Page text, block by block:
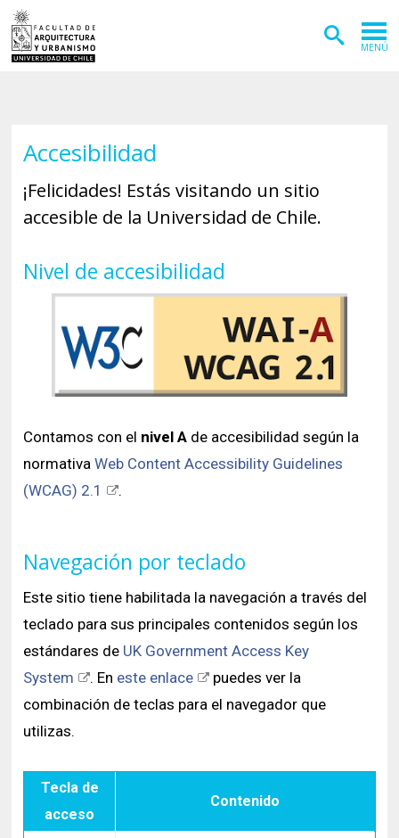
MENÚ
INVESTIGACIÓN
DEPARTAMENTOS
Arquitectura
Diseño
Geografía
Urbanismo
INSTITUTOS
Vivienda
Historia y Patrimonio
FACULTAD
Académicos Egresados
Accesibilidad
¡Felicidades! Estás visitando un sitio
accesible de la Universidad de Chile.
Nivel de accesibilidad
Contamos con el nivel A de accesibilidad según la
normativaWeb Content Accessibility Guidelines
(WCAG) 2.1
.
Navegación por teclado
Este sitio tiene habilitada la navegación a través del
teclado para sus principales contenidos según los
estándares de UK Government Access Key
System
. En este enlace
puedes ver la
combinación de teclas para el navegador que
utilizas.
Tecla de
acceso
Contenido